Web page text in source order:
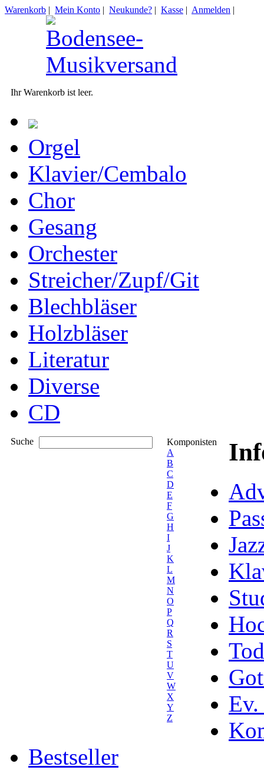
Warenkorb | Mein Konto | Neukunde? | Kasse | Anmelden |
Ihr Warenkorb ist leer.
Orgel
Klavier/Cembalo
Chor
Gesang
Orchester
Streicher/Zupf/Git
Blechbläser
Holzbläser
Literatur
Diverse
CD
Suche
Komponisten
A
B
C
D
E
F
G
H
I
J
K
L
M
N
O
P
Q
R
S
T
U
V
W
X
Y
Z
Ev.
Bestseller